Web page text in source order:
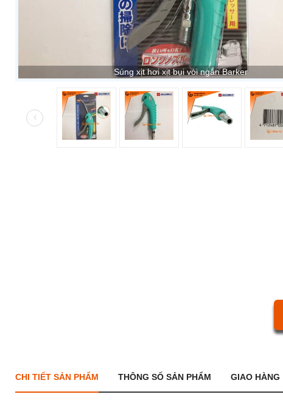
Súng xịt hơi xịt bụi vòi ngắn Barker
CHI TIẾT SẢN PHẨM THÔNG SỐ SẢN PHẨM GIAO HÀNG